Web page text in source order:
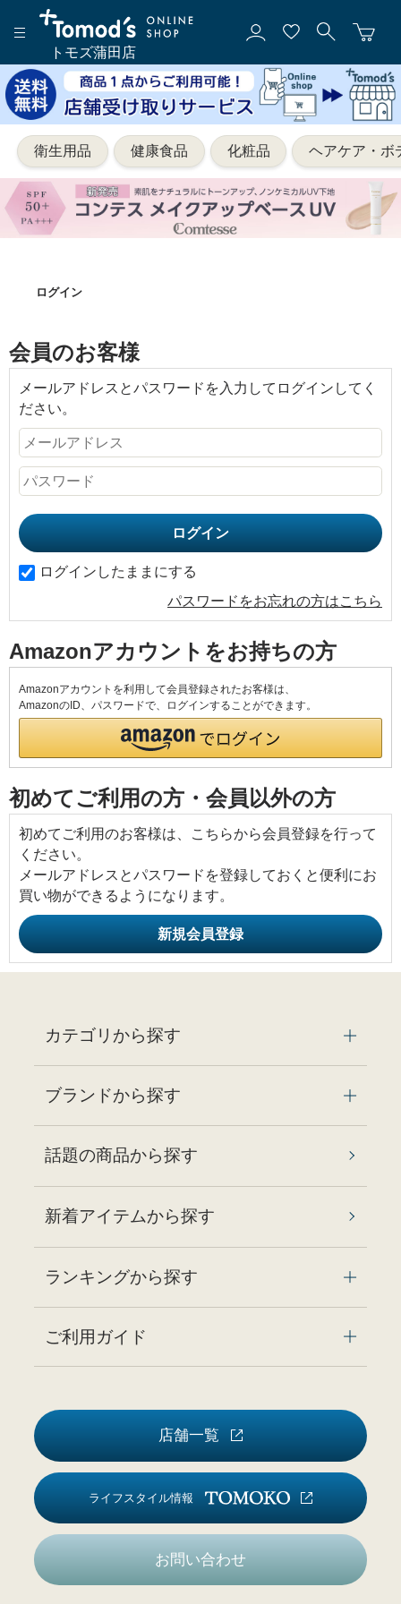
トモズ蒲田店
衛生用品 健康食品 化粧品 ヘアケア・ボ
ログイン
会員のお客様
メールアドレスとパスワードを入力してログインしてく
ださい。
ログインしたままにする
パスワードをお忘れの方はこちら
Amazonアカウントをお持ちの方
Amazonアカウントを利用して会員登録されたお客様は、
AmazonのID、パスワードで、ログインすることができます。
初めてご利用の方・会員以外の方
初めてご利用のお客様は、こちらから会員登録を行って
ください。
メールアドレスとパスワードを登録しておくと便利にお
買い物ができるようになります。
カテゴリから探す
ブランドから探す
話題の商品から探す
新着アイテムから探す
ランキングから探す
ご利用ガイド
店舗一覧
ライフスタイル情報
お問い合わせ